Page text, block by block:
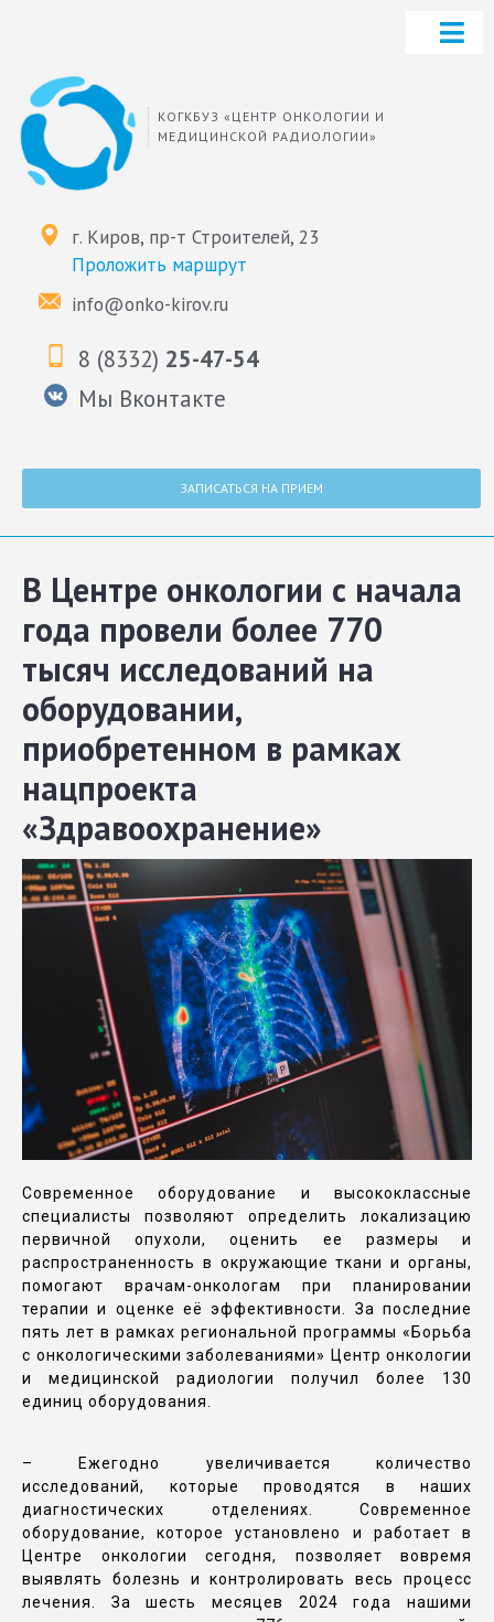
КОГКБУЗ «ЦЕНТР ОНКОЛОГИИ И
МЕДИЦИНСКОЙ РАДИОЛОГИИ»
г. Киров, пр-т Строителей, 23
Проложить маршрут
info@onko-kirov.ru
8 (8332) 25-47-54
Мы Вконтакте
ЗАПИСАТЬСЯ НА ПРИЕМ
В Центре онкологии с начала
года провели более 770
тысяч исследований на
оборудовании,
приобретенном в рамках
нацпроекта
«Здравоохранение»
Современное оборудование и высококлассные
специалисты позволяют определить локализацию
первичной опухоли, оценить ее размеры и
распространенность в окружающие ткани и органы,
помогают врачам-онкологам при планировании
терапии и оценке её эффективности. За последние
пять лет в рамках региональной программы «Борьба
с онкологическими заболеваниями» Центр онкологии
и медицинской радиологии получил более 130
единиц оборудования.
– Ежегодно увеличивается количество
исследований, которые проводятся в наших
диагностических отделениях. Современное
оборудование, которое установлено и работает в
Центре онкологии сегодня, позволяет вовремя
выявлять болезнь и контролировать весь процесс
лечения. За шесть месяцев 2024 года нашими